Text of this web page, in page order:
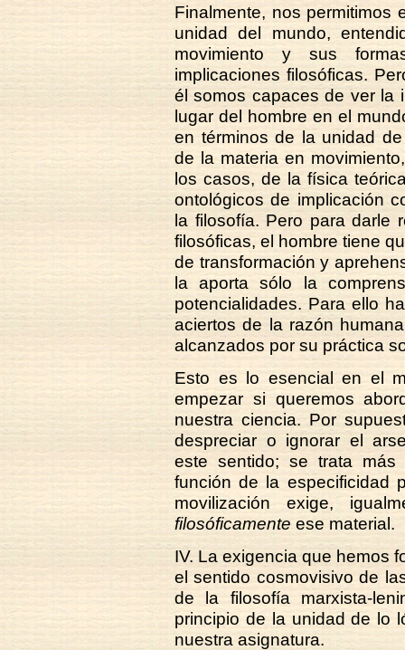
Finalmente, nos permitimos
unidad del mundo,
movimiento y sus
implicaciones filosóficas.
él somos capaces de ver la
lugar del hombre en el
en términos de la unidad
de la materia en
los casos, de la física
ontológicos de implicación
la filosofía. Pero para darle
filosóficas, el hombre tiene
de transformación y
la aporta sólo la
potencialidades. Para ello
aciertos de la razón
alcanzados por su práctica
Esto es lo esencial en el
empezar si queremos
nuestra ciencia. Por
despreciar o ignorar el
este sentido; se trata más
función de la especificidad
movilización exige,
filosóficamente ese material.
IV. La exigencia que hemos
el sentido cosmovisivo de
de la filosofía marxista-
principio de la unidad de lo
nuestra asignatura.